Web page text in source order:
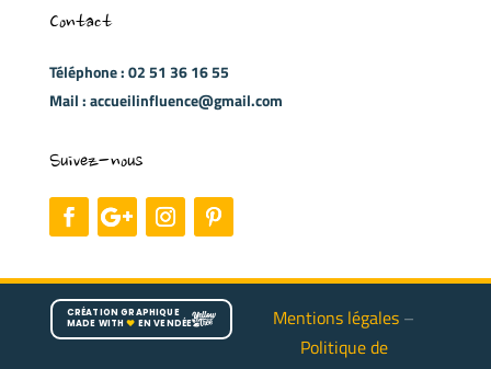
Contact
Téléphone : 02 51 36 16 55
Mail : accueilinfluence@gmail.com
Suivez-nous
CRÉATION GRAPHIQUE
MADE WITH♥ EN VENDÉE Mentions légales –
Politique de